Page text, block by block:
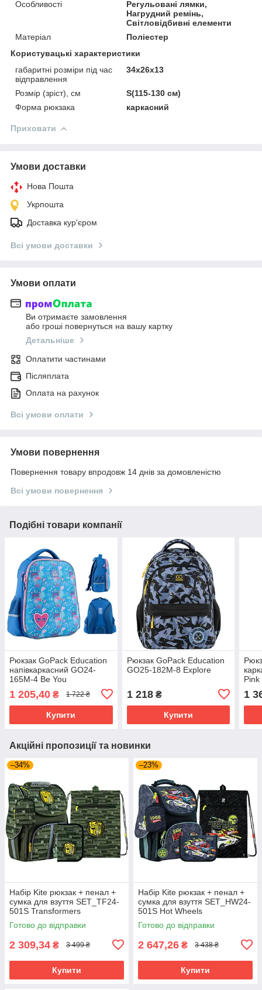
Особливості
Регульовані лямки,
Нагрудний ремінь,
Світловідбивні елементи
Матеріал
Поліестер
Користувацькі характеристики
габаритні розміри під час
відправлення
34x26x13
Розмір (зріст), см
S(115-130 см)
Форма рюкзака
каркасний
Приховати
Умови доставки
Нова Пошта
Укрпошта
Доставка кур'єром
Всі умови доставки
Умови оплати
Ви отримаєте замовлення
або гроші повернуться на вашу картку
Детальніше
Оплатити частинами
Післяплата
Оплата на рахунок
Всі умови оплати
Умови повернення
Повернення товару впродовж 14 днів за домовленістю
Всі умови повернення
Подібні товари компанії
Рюкзак GoPack Education
напівкаркасний GO24-
165M-4 Be You
1 205,40 ₴ 1 722 ₴
Купити
Рюкзак GoPack Education
GO25-182M-8 Explore
1 218₴
Купити
1
Акційні пропозиції та новинки
–34%
Набір Kite рюкзак + пенал +
сумка для взуття SET_TF24-
501S Transformers
Готово до відправки
2 309,34 ₴ 3 499 ₴
Купити
–23%
Набір Kite рюкзак + пенал +
сумка для взуття SET_HW24-
501S Hot Wheels
Готово до відправки
2 647,26 ₴ 3 438 ₴
Купити